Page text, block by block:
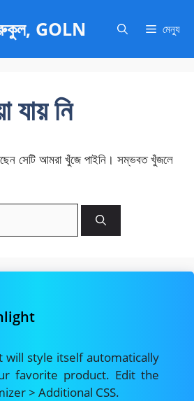
GOLN মেন্যু
যায় নি
সেটি আমরা খুঁজে পাইনি। সম্ভবত খুঁজলে
will style itself automatically
favorite product. Edit the
> Additional CSS.